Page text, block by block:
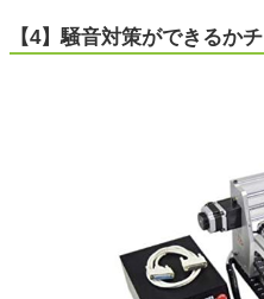
【4】騒音対策ができるか